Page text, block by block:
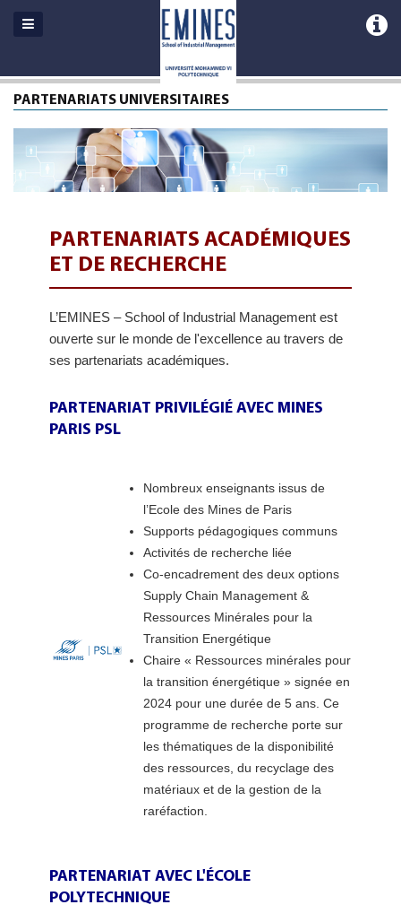
PARTENARIATS UNIVERSITAIRES
PARTENARIATS ACADÉMIQUES
ET DE RECHERCHE
L’EMINES – School of Industrial Management est
ouverte sur le monde de l'excellence au travers de
ses partenariats académiques.
PARTENARIAT PRIVILÉGIÉ AVEC MINES
PARIS PSL
Nombreux enseignants issus de
l’Ecole des Mines de Paris
Supports pédagogiques communs
Activités de recherche liée
Co-encadrement des deux options
Supply Chain Management &
Ressources Minérales pour la
Transition Energétique
Chaire « Ressources minérales pour
la transition énergétique » signée en
2024 pour une durée de 5 ans. Ce
programme de recherche porte sur
les thématiques de la disponibilité
des ressources, du recyclage des
matériaux et de la gestion de la
raréfaction.
PARTENARIAT AVEC L'ÉCOLE
POLYTECHNIQUE